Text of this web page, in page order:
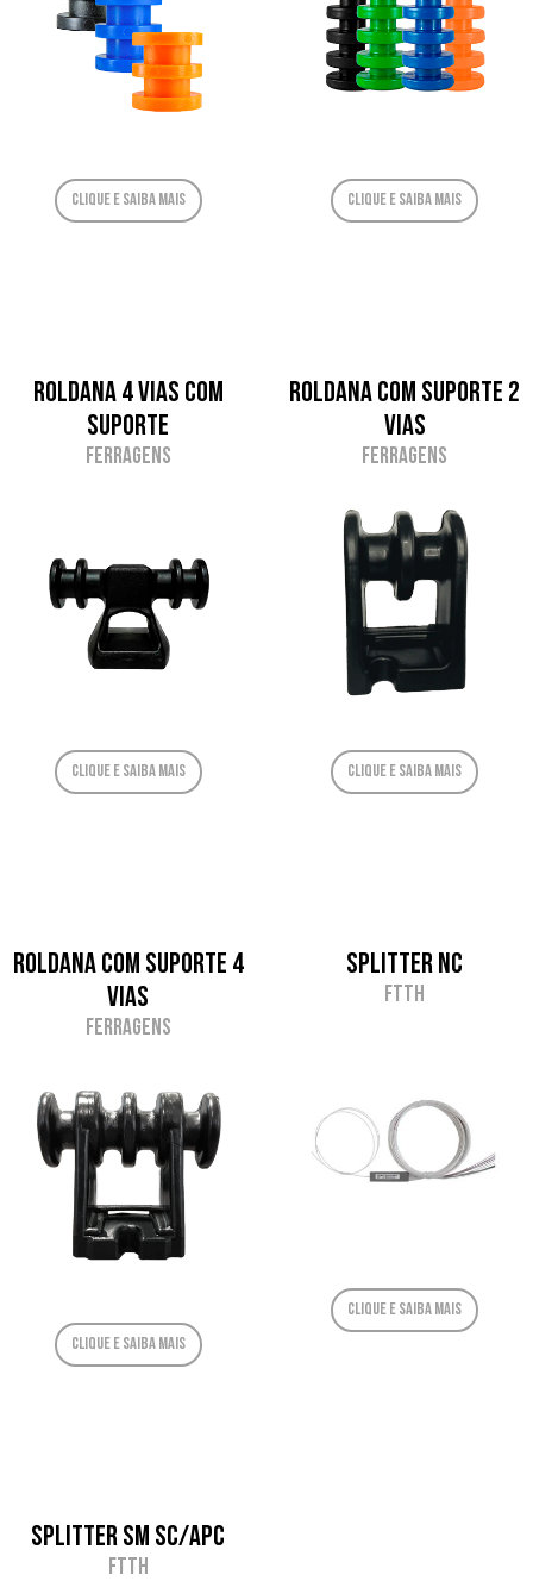
Clique e saiba mais Clique e saiba mais
ROLDANA 4 VIAS COM
SUPORTE
Ferragens
Clique e saiba mais
Roldana com suporte 2
Vias
Ferragens
Clique e saiba mais
Roldana com suporte 4
Vias
Ferragens
Clique e saiba mais
Splitter NC
FTTH
Clique e saiba mais
Splitter SM SC/APC
FTTH